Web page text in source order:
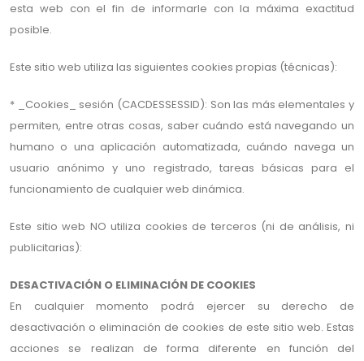
esta web con el fin de informarle con la máxima exactitud
posible.
Este sitio web utiliza las siguientes cookies propias (técnicas):
* _Cookies_ sesión (CACDESSESSID): Son las más elementales y
permiten, entre otras cosas, saber cuándo está navegando un
humano o una aplicación automatizada, cuándo navega un
usuario anónimo y uno registrado, tareas básicas para el
funcionamiento de cualquier web dinámica.
Este sitio web NO utiliza cookies de terceros (ni de análisis, ni
publicitarias):
DESACTIVACIÓN O ELIMINACIÓN DE COOKIES
En cualquier momento podrá ejercer su derecho de
desactivación o eliminación de cookies de este sitio web. Estas
acciones se realizan de forma diferente en función del